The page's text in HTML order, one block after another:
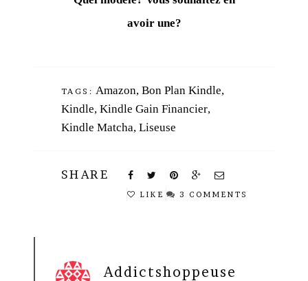
avoir une?
TAGS: Amazon, Bon Plan Kindle,
Kindle, Kindle Gain Financier,
Kindle Matcha, Liseuse
SHARE
LIKE 3 COMMENTS
Addictshoppeuse